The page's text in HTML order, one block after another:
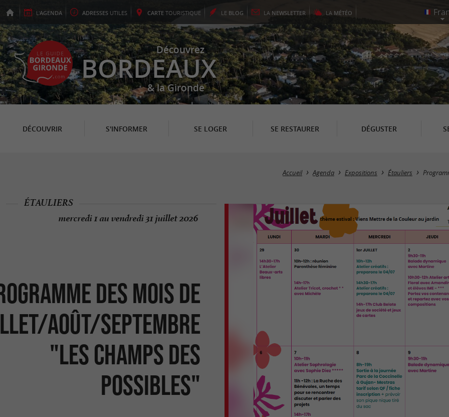
L'AGENDA ADRESSES UTILES CARTE TOURISTIQUE LE BLOG LA NEWSLETTER LA MÉTÉO
Découvrez
BORDEAUX
& la Gironde
DÉCOUVRIR S'INFORMER SE LOGER SE RESTAURER DÉGUSTER
Accueil Agenda Expositions Étauliers
des mois de
août/septembre
"Les champs des
possibles"
ÉTAULIERS
mercredi 1 au vendredi 31 juillet 2026